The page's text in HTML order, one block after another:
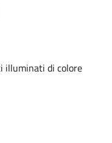
illuminati di colore